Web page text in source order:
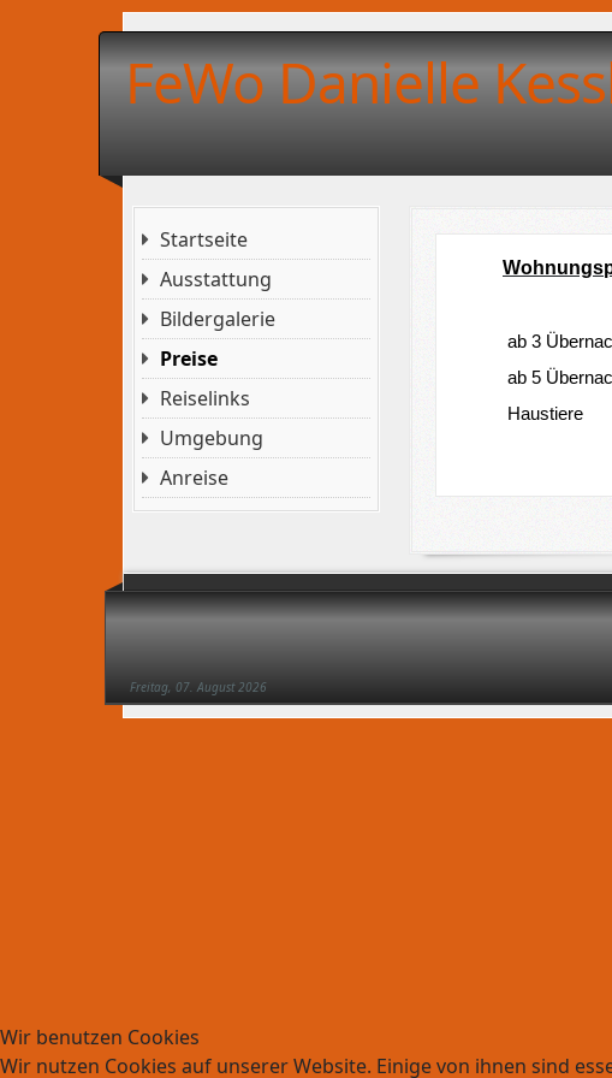
FeWo Danielle
Freitag, 07. August 2026
Startseite
Ausstattung
Bildergalerie
Preise
Reiselinks
Umgebung
Anreise
ab 3
ab 5
Haustiere
Wir benutzen Cookies
Wir nutzen Cookies auf unserer Website. Einige von ihnen sind